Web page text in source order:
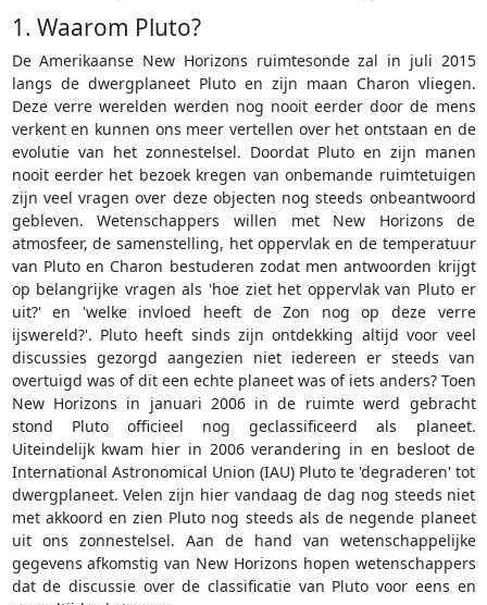
1. Waarom Pluto?
De Amerikaanse New Horizons ruimtesonde zal in juli 2015
langs de dwergplaneet Pluto en zijn maan Charon vliegen.
Deze verre werelden werden nog nooit eerder door de mens
verkent en kunnen ons meer vertellen over het ontstaan en de
evolutie van het zonnestelsel. Doordat Pluto en zijn manen
nooit eerder het bezoek kregen van onbemande ruimtetuigen
zijn veel vragen over deze objecten nog steeds onbeantwoord
gebleven. Wetenschappers willen met New Horizons de
atmosfeer, de samenstelling, het oppervlak en de temperatuur
van Pluto en Charon bestuderen zodat men antwoorden krijgt
op belangrijke vragen als 'hoe ziet het oppervlak van Pluto er
uit?' en 'welke invloed heeft de Zon nog op deze verre
ijswereld?'. Pluto heeft sinds zijn ontdekking altijd voor veel
discussies gezorgd aangezien niet iedereen er steeds van
overtuigd was of dit een echte planeet was of iets anders? Toen
New Horizons in januari 2006 in de ruimte werd gebracht
stond Pluto officieel nog geclassificeerd als planeet.
Uiteindelijk kwam hier in 2006 verandering in en besloot de
International Astronomical Union (IAU) Pluto te 'degraderen' tot
dwergplaneet. Velen zijn hier vandaag de dag nog steeds niet
met akkoord en zien Pluto nog steeds als de negende planeet
uit ons zonnestelsel. Aan de hand van wetenschappelijke
gegevens afkomstig van New Horizons hopen wetenschappers
dat de discussie over de classificatie van Pluto voor eens en